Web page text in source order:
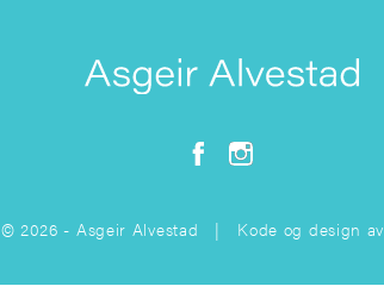
© 2026 - Asgeir Alvestad | Kode og design av